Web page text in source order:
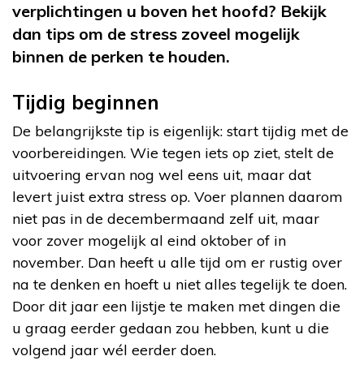
verplichtingen u boven het hoofd? Bekijk
dan tips om de stress zoveel mogelijk
binnen de perken te houden.
Tijdig beginnen
De belangrijkste tip is eigenlijk: start tijdig met de
voorbereidingen. Wie tegen iets op ziet, stelt de
uitvoering ervan nog wel eens uit, maar dat
levert juist extra stress op. Voer plannen daarom
niet pas in de decembermaand zelf uit, maar
voor zover mogelijk al eind oktober of in
november. Dan heeft u alle tijd om er rustig over
na te denken en hoeft u niet alles tegelijk te doen.
Door dit jaar een lijstje te maken met dingen die
u graag eerder gedaan zou hebben, kunt u die
volgend jaar wél eerder doen.